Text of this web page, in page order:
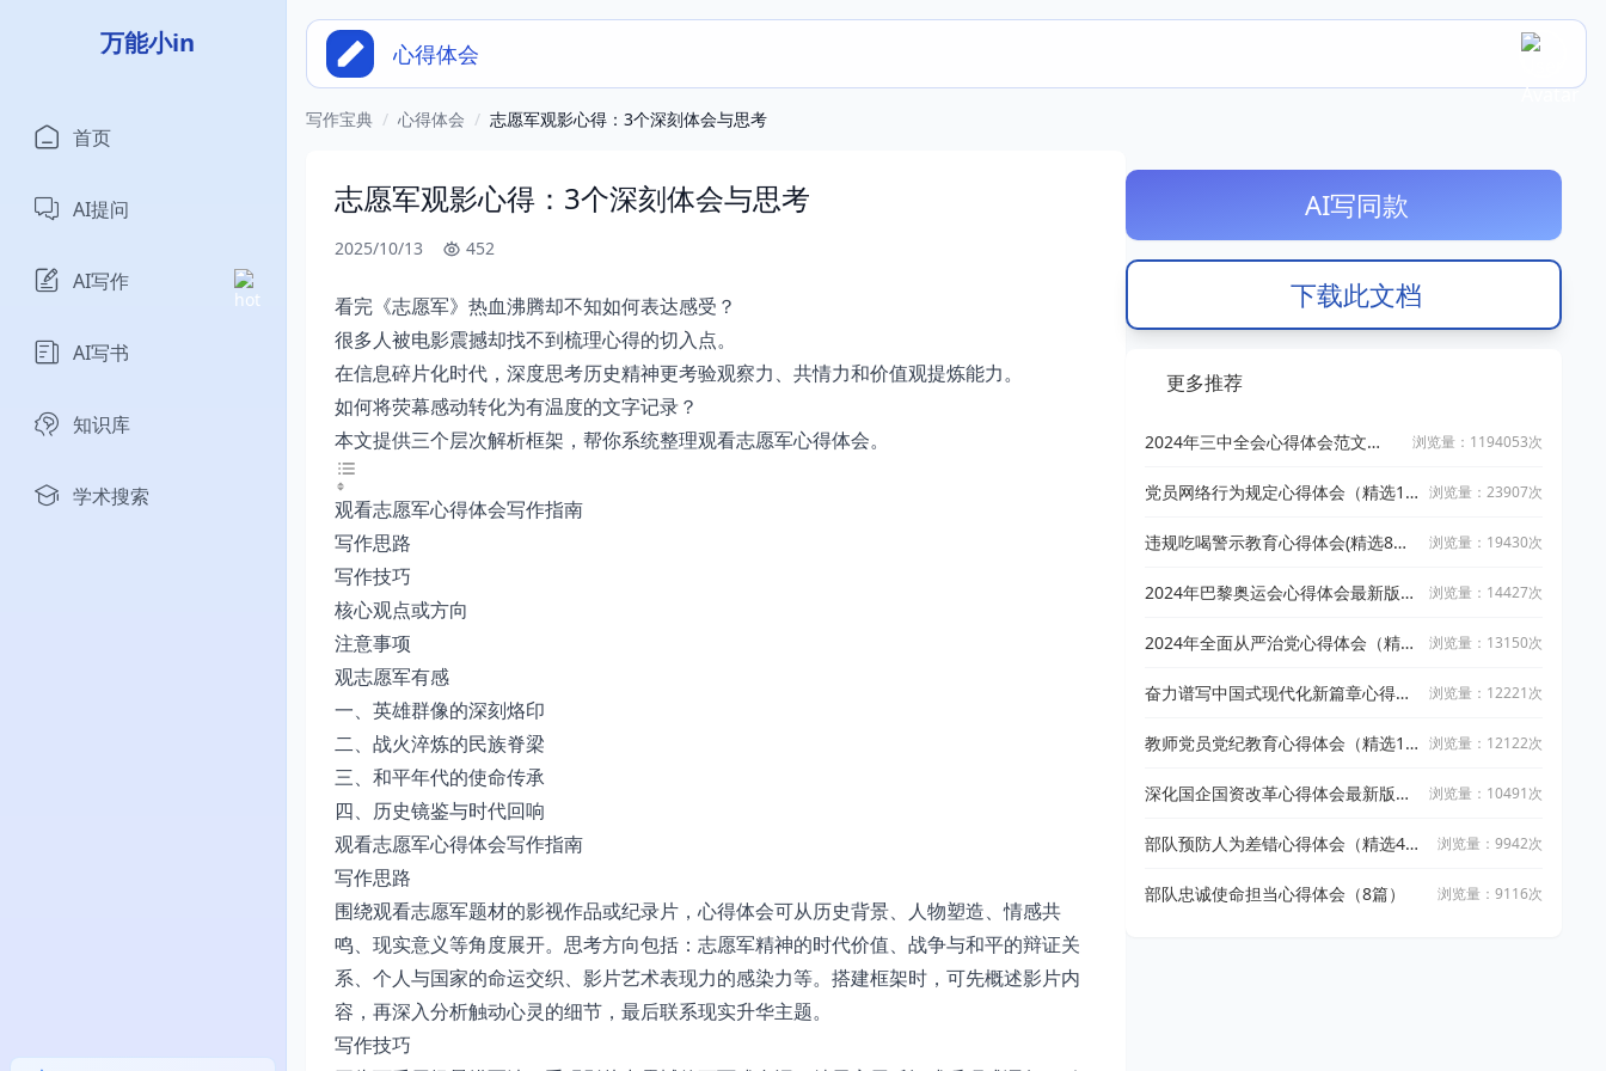
万能小in
首页
AI提问
AI写作
AI写书
知识库
学术搜索
心得体会
写作宝典 / 心得体会 / 志愿军观影心得：3个深刻体会与思考
志愿军观影心得：3个深刻体会与思考
2025/10/13 452
看完《志愿军》热血沸腾却不知如何表达感受？
很多人被电影震撼却找不到梳理心得的切入点。
在信息碎片化时代，深度思考历史精神更考验观察力、共情力和价值观提炼能力。
如何将荧幕感动转化为有温度的文字记录？
本文提供三个层次解析框架，帮你系统整理观看志愿军心得体会。
观看志愿军心得体会写作指南
写作思路
写作技巧
核心观点或方向
注意事项
观志愿军有感
一、英雄群像的深刻烙印
二、战火淬炼的民族脊梁
三、和平年代的使命传承
四、历史镜鉴与时代回响
观看志愿军心得体会写作指南
写作思路
围绕观看志愿军题材的影视作品或纪录片，心得体会可从历史背景、人物塑造、情感共
鸣、现实意义等角度展开。思考方向包括：志愿军精神的时代价值、战争与和平的辩证关
系、个人与国家的命运交织、影片艺术表现力的感染力等。搭建框架时，可先概述影片内
容，再深入分析触动心灵的细节，最后联系现实升华主题。
写作技巧
AI写同款
下载此文档
更多推荐
2024年三中全会心得体会范文
浏览量：1194053次
党员网络行为规定心得体会（精选10
浏览量：23907次
违规吃喝警示教育心得体会(精选8篇
浏览量：19430次
2024年巴黎奥运会心得体会最新版
浏览量：14427次
2024年全面从严治党心得体会（精选
浏览量：13150次
奋力谱写中国式现代化新篇章心得体
浏览量：12221次
教师党员党纪教育心得体会（精选10
浏览量：12122次
深化国企国资改革心得体会最新版
浏览量：10491次
部队预防人为差错心得体会（精选4
浏览量：9942次
部队忠诚使命担当心得体会（8篇） 浏览量：9116次